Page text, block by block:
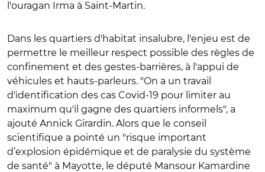
l'ouragan Irma à Saint-Martin.
Dans les quartiers d'habitat insalubre, l'enjeu est de
permettre le meilleur respect possible des règles de
confinement et des gestes-barrières, à l'appui de
véhicules et hauts-parleurs. "On a un travail
d'identification des cas Covid-19 pour limiter au
maximum qu'il gagne des quartiers informels", a
ajouté Annick Girardin. Alors que le conseil
scientifique a pointé un "risque important
d’explosion épidémique et de paralysie du système
de santé" à Mayotte, le député Mansour Kamardine